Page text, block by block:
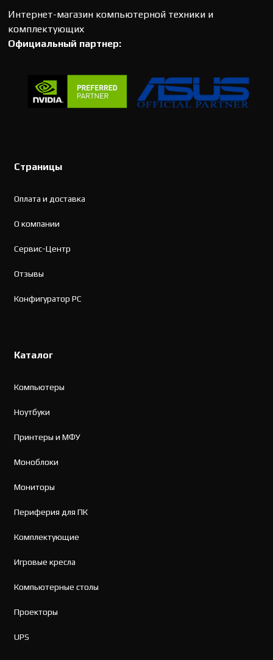
Интернет-магазин компьютерной техники и
комплектующих
Официальный партнер:
Страницы
Оплата и доставка
О компании
Сервис-Центр
Отзывы
Конфигуратор PC
Каталог
Компьютеры
Ноутбуки
Принтеры и МФУ
Моноблоки
Мониторы
Периферия для ПК
Комплектующие
Игровые кресла
Компьютерные столы
Проекторы
UPS